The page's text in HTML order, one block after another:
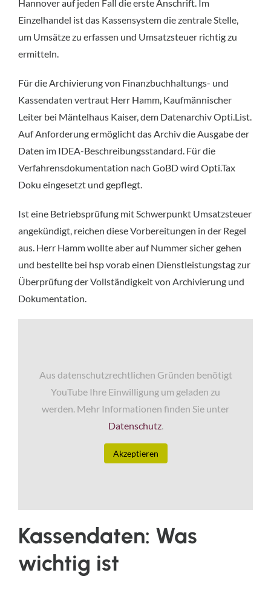
Hannover auf jeden Fall die erste Anschrift. Im
Einzelhandel ist das Kassensystem die zentrale Stelle,
um Umsätze zu erfassen und Umsatzsteuer richtig zu
ermitteln.
Für die Archivierung von Finanzbuchhaltungs- und
Kassendaten vertraut Herr Hamm, Kaufmännischer
Leiter bei Mäntelhaus Kaiser, dem Datenarchiv Opti.List.
Auf Anforderung ermöglicht das Archiv die Ausgabe der
Daten im IDEA-Beschreibungsstandard. Für die
Verfahrensdokumentation nach GoBD wird Opti.Tax
Doku eingesetzt und gepflegt.
Ist eine Betriebsprüfung mit Schwerpunkt Umsatzsteuer
angekündigt, reichen diese Vorbereitungen in der Regel
aus. Herr Hamm wollte aber auf Nummer sicher gehen
und bestellte bei hsp vorab einen Dienstleistungstag zur
Überprüfung der Vollständigkeit von Archivierung und
Dokumentation.
Aus datenschutzrechtlichen Gründen benötigt
YouTube Ihre Einwilligung um geladen zu
werden. Mehr Informationen finden Sie unter
Datenschutz.
Akzeptieren
Kassendaten: Was
wichtig ist